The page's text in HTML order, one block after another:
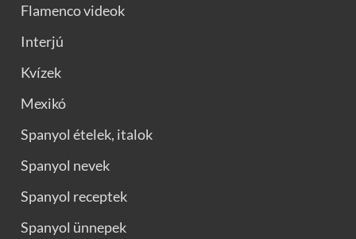
Flamenco videok
Interjú
Kvízek
Mexikó
Spanyol ételek, italok
Spanyol nevek
Spanyol receptek
Spanyol ünnepek